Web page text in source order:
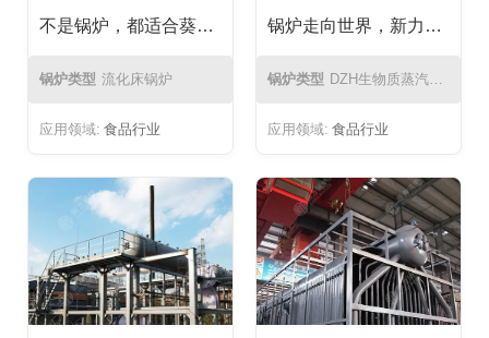
不是锅炉，都适合葵花籽油行业
锅炉类型 流化床锅炉
应用领域: 食品行业
锅炉走向世界，新力的脚步从未停下|新力DZH生物质蒸汽锅炉成功发往加纳
锅炉类型 DZH生物质蒸汽锅炉
应用领域: 食品行业